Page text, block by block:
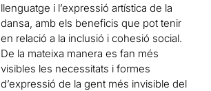
llenguatge i l’expressió artística de la
dansa, amb els beneficis que pot tenir
en relació a la inclusió i cohesió social.
De la mateixa manera es fan més
visibles les necessitats i formes
d’expressió de la gent més invisible del